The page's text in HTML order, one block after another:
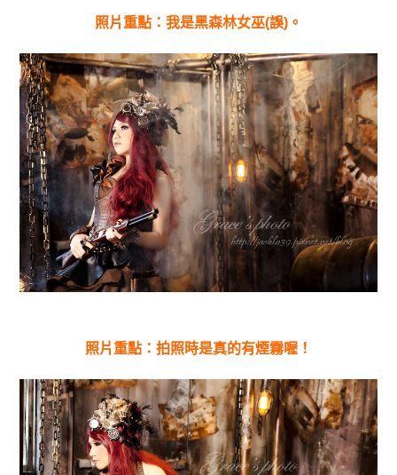
照片重點：我是黑森林女巫(誤)。
照片重點：拍照時是真的有煙霧喔！